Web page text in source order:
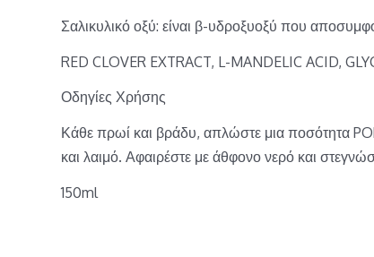
Σαλικυλικό οξύ: είναι β-υδροξυοξύ που
RED CLOVER EXTRACT, L-MANDELIC ACID,
Οδηγίες Χρήσης
Κάθε πρωί και βράδυ, απλώστε μια ποσότητα
και λαιμό. Αφαιρέστε με άθφονο νερό και
150ml